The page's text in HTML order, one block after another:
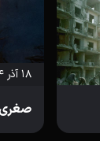
۱۸ آذر ۱۴۰۴